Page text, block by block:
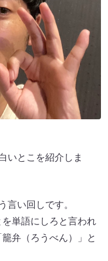
いとこを紹介しま
言い回しです。
単語にしろと言われ
弁（ろうべん）」と